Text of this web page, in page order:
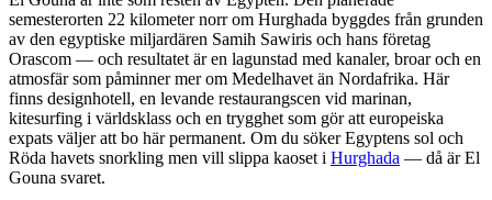
semesterorten 22 kilometer norr om Hurghada byggdes från grunden
av den egyptiske miljardären Samih Sawiris och hans företag
Orascom — och resultatet är en lagunstad med kanaler, broar och en
atmosfär som påminner mer om Medelhavet än Nordafrika. Här
finns designhotell, en levande restaurangscen vid marinan,
kitesurfing i världsklass och en trygghet som gör att europeiska
expats väljer att bo här permanent. Om du söker Egyptens sol och
Röda havets snorkling men vill slippa kaoset i Hurghada — då är El
Gouna svaret.